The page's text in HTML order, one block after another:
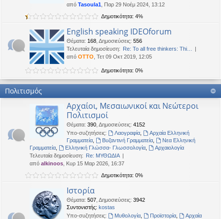
από Tasoula1 , Παρ 29 Νοέμ 2024, 13:12
Δημοτικότητα: 4%
English speaking IDEOforum
Θέματα: 168 Δημοσιεύσεις: 556
Τελευταία δημοσίευση: Re: To all free thinkers: Thi…
από OTTO , Τετ 09 Οκτ 2019, 12:05
Δημοτικότητα: 0%
Πολιτισμός
Αρχαίοι, Μεσαιωνικοί και Νεώτεροι
Πολιτισμοί
Θέματα: 390 Δημοσιεύσεις: 4152
Υπο-συζητήσεις:
Λαογραφία,
Αρχαία Ελληνική
Γραμματεία
Βυζαντινή Γραμματεία,
Νεα Ελληνική
Γραμματεία
Ελληνική Γλώσσα- Γλωσσολογία,
Αρχαιολογία
Τελευταία δημοσίευση: Re: ΜΥΘΩΔΙΑ
από alkinoos , Κυρ 15 Μαρ 2026, 16:37
Δημοτικότητα: 0%
Ιστορία
Θέματα: 507 Δημοσιεύσεις: 3942
Συντονιστής: kostas
Υπο-συζητήσεις:
Μυθολογία, Προϊστορία,
Αρχαία